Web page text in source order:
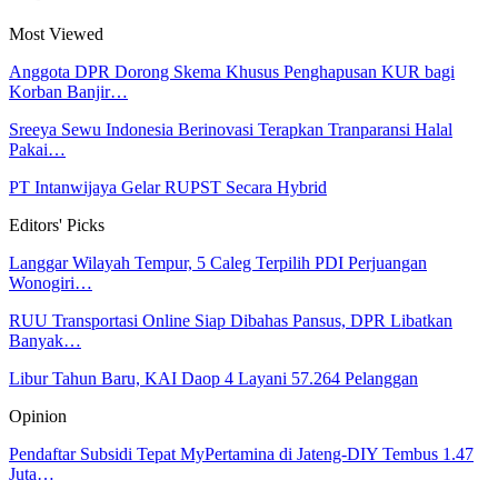
Most Viewed
Anggota DPR Dorong Skema Khusus Penghapusan KUR bagi
Korban Banjir…
Sreeya Sewu Indonesia Berinovasi Terapkan Tranparansi Halal
Pakai…
PT Intanwijaya Gelar RUPST Secara Hybrid
Editors' Picks
Langgar Wilayah Tempur, 5 Caleg Terpilih PDI Perjuangan
Wonogiri…
RUU Transportasi Online Siap Dibahas Pansus, DPR Libatkan
Banyak…
Libur Tahun Baru, KAI Daop 4 Layani 57.264 Pelanggan
Opinion
Pendaftar Subsidi Tepat MyPertamina di Jateng-DIY Tembus 1.47
Juta…